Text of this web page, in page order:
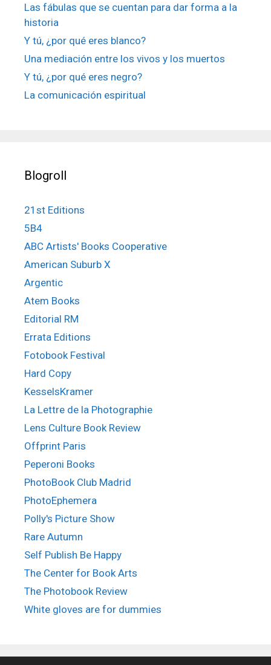
Las fábulas que se cuentan para dar forma a la
historia
Y tú, ¿por qué eres blanco?
Una mediación entre los vivos y los muertos
Y tú, ¿por qué eres negro?
La comunicación espiritual
Blogroll
21st Editions
5B4
ABC Artists' Books Cooperative
American Suburb X
Argentic
Atem Books
Editorial RM
Errata Editions
Fotobook Festival
Hard Copy
KesselsKramer
La Lettre de la Photographie
Lens Culture Book Review
Offprint Paris
Peperoni Books
PhotoBook Club Madrid
PhotoEphemera
Polly's Picture Show
Rare Autumn
Self Publish Be Happy
The Center for Book Arts
The Photobook Review
White gloves are for dummies